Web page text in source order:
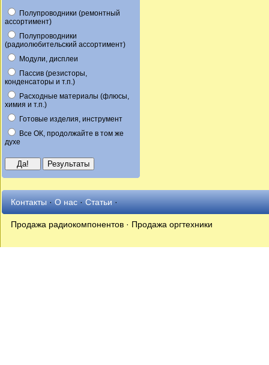
Полупроводники (ремонтный
ассортимент)
Полупроводники
(радиолюбительский ассортимент)
Модули, дисплеи
Пассив (резисторы,
конденсаторы и т.п.)
Расходные материалы (флюсы,
химия и т.п.)
Готовые изделия, инструмент
Все ОК, продолжайте в том же
духе
Контакты·О нас·Статьи·
Продажа радиокомпонентов · Продажа оргтехники